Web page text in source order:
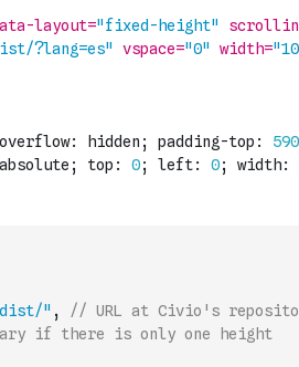
" ,
// URL at Civio's
if there is only one height